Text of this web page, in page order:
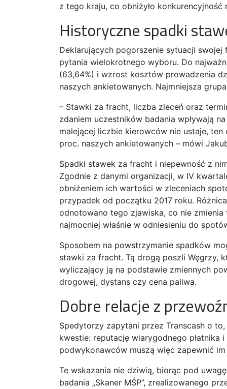
z tego kraju, co obniżyło
Historyczne spadki
Deklarujących pogorszenie sytuacji
pytania wielokrotnego wyboru. Do
(63,64%) i wzrost kosztów prowadzenia
naszych ankietowanych. Najmniejsza
– Stawki za fracht, liczba zleceń oraz
zdaniem uczestników badania wpływają
malejącej liczbie kierowców nie ustaje,
proc. naszych ankietowanych – mówi
Spadki stawek za fracht i niepewność z
Zgodnie z danymi organizacji, w IV
obniżeniem ich wartości w zleceniach
przypadek od początku 2017 roku.
odnotowano tego zjawiska, co nie
najmocniej właśnie w odniesieniu do
Sposobem na powstrzymanie spadków
stawki za fracht. Tą drogą poszli Węgrzy,
wyliczający ją na podstawie zmiennych
drogowej, dystans czy cena paliwa.
Dobre relacje z
Spedytorzy zapytani przez Transcash o
kwestie: reputację wiarygodnego płatnika
podwykonawców muszą więc zapewnić
Te wskazania nie dziwią, biorąc pod
badania „Skaner MŚP”, zrealizowanego